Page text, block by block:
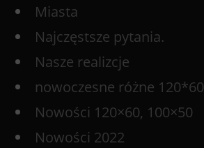
Miasta
Najczęstsze pytania.
Nasze realizcje
nowoczesne różne 120*60
Nowości 120×60, 100×50
Nowości 2022